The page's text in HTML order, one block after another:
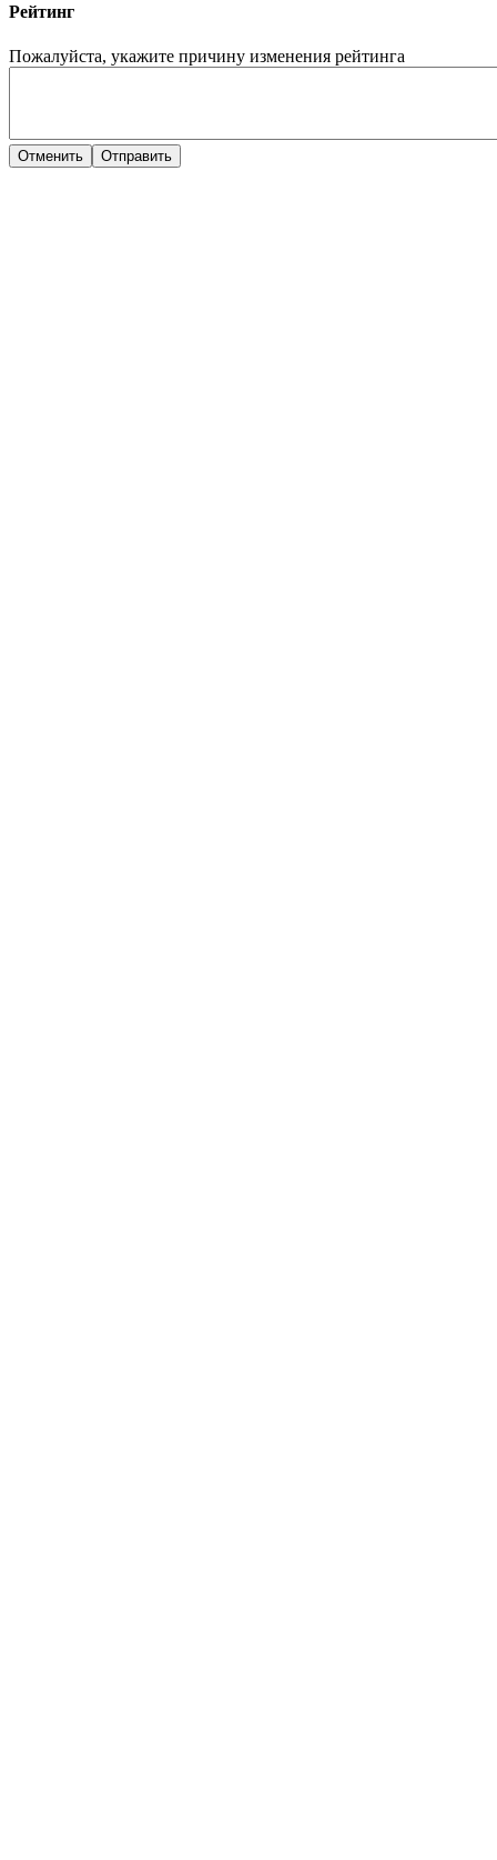
Рейтинг
Пожалуйста, укажите причину изменения рейтинга
Отменить Отправить